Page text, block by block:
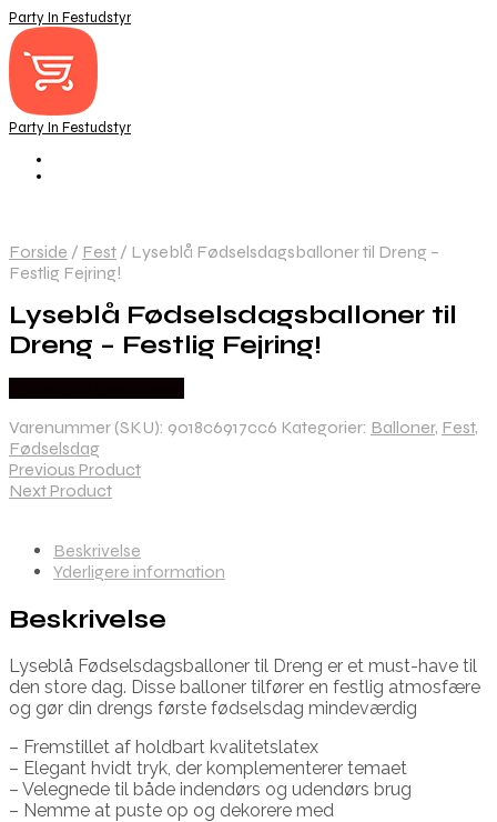
Party In Festudstyr
Party In Festudstyr
Forside / Fest / Lyseblå Fødselsdagsballoner til Dreng –
Festlig Fejring!
Lyseblå Fødselsdagsballoner til
Dreng – Festlig Fejring!
Varenummer (SKU): 9018c6917cc6 Kategorier: Balloner, Fest,
Fødselsdag
Previous Product
Next Product
Beskrivelse
Yderligere information
Beskrivelse
Lyseblå Fødselsdagsballoner til Dreng er et must-have til
den store dag. Disse balloner tilfører en festlig atmosfære
og gør din drengs første fødselsdag mindeværdig
– Fremstillet af holdbart kvalitetslatex
– Elegant hvidt tryk, der komplementerer temaet
– Velegnede til både indendørs og udendørs brug
– Nemme at puste op og dekorere med